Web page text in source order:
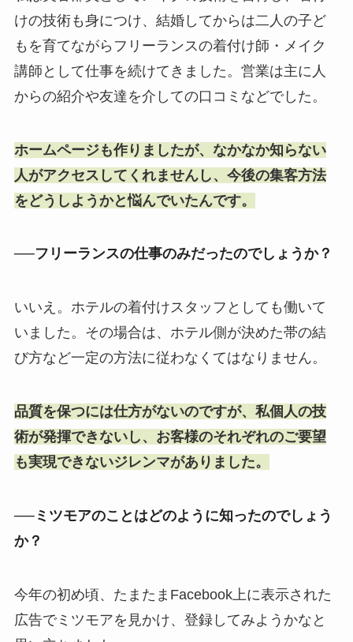
けの技術も身につけ、結婚してからは二人の子ど
もを育てながらフリーランスの着付け師・メイク
講師として仕事を続けてきました。営業は主に人
からの紹介や友達を介しての口コミなどでした。
ホームページも作りましたが、なかなか知らない
人がアクセスしてくれませんし、今後の集客方法
をどうしようかと悩んでいたんです。
──フリーランスの仕事のみだったのでしょうか？
いいえ。ホテルの着付けスタッフとしても働いて
いました。その場合は、ホテル側が決めた帯の結
び方など一定の方法に従わなくてはなりません。
品質を保つには仕方がないのですが、私個人の技
術が発揮できないし、お客様のそれぞれのご要望
も実現できないジレンマがありました。
──ミツモアのことはどのように知ったのでしょう
か？
今年の初め頃、たまたまFacebook上に表示された
広告でミツモアを見かけ、登録してみようかなと